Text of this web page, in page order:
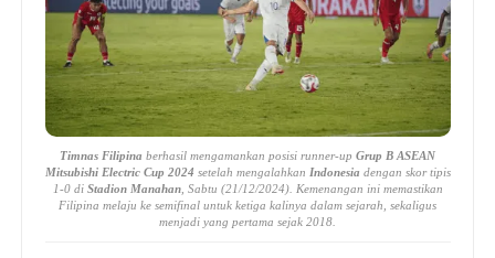
Timnas Filipina berhasil mengamankan posisi runner-up Grup B ASEAN
Mitsubishi Electric Cup 2024 setelah mengalahkan Indonesia dengan skor tipis
1-0 di Stadion Manahan, Sabtu (21/12/2024). Kemenangan ini memastikan
Filipina melaju ke semifinal untuk ketiga kalinya dalam sejarah, sekaligus
menjadi yang pertama sejak 2018.